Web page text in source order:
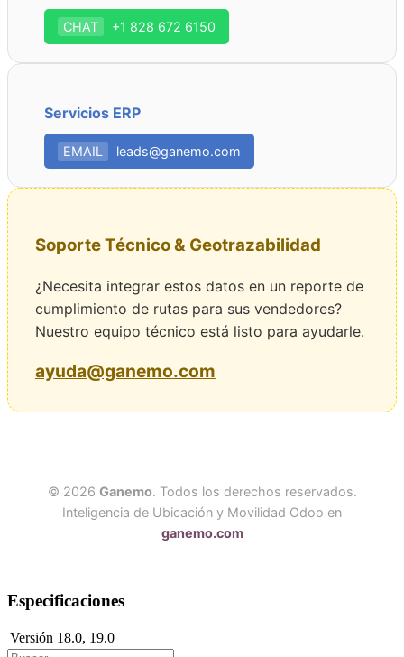
CHAT +1 828 672 6150
Servicios ERP
EMAIL leads@ganemo.com
Soporte Técnico & Geotrazabilidad
¿Necesita integrar estos datos en un reporte de
cumplimiento de rutas para sus vendedores?
Nuestro equipo técnico está listo para ayudarle.
ayuda@ganemo.com
© 2026 Ganemo. Todos los derechos reservados.
Inteligencia de Ubicación y Movilidad Odoo en
ganemo.com
Especificaciones
Versión 18.0, 19.0